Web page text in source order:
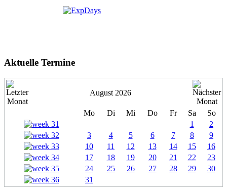
Aktuelle Termine
August 2026
Mo Di Mi Do Fr Sa
So
1
2
3
4 5 6 7 8
9
10
11 12 13 14 15
16
17
18 19 20 21 22
23
24
25 26 27 28 29
30
31